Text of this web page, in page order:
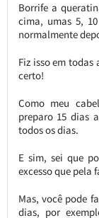
Borrife a
cima, umas 5,
normalmente
Fiz isso em
certo!
Como meu
preparo 15 dias
todos os dias.
E sim, sei que
excesso que pela
Mas, você pode
dias, por